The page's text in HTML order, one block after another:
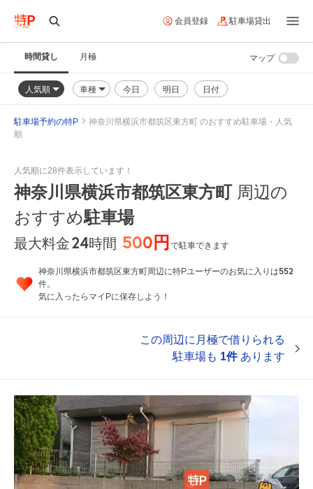
会員登録 駐車場貸出
時間貸し 月極
人気順 車種 今日 明日 日付
マップ
駐車場予約の特P
神奈川県横浜市都筑区東方町 のおすすめ駐車場・人気
順
人気順に28件表示しています！
神奈川県横浜市都筑区東方町周辺の
おすすめ駐車場
最大料金24時間 500円で駐車できます
神奈川県横浜市都筑区東方町周辺に特Pユーザーのお気に入りは552
件。
気に入ったらマイPに保存しよう！
この周辺に月極で借りられる
駐車場も 1件あります